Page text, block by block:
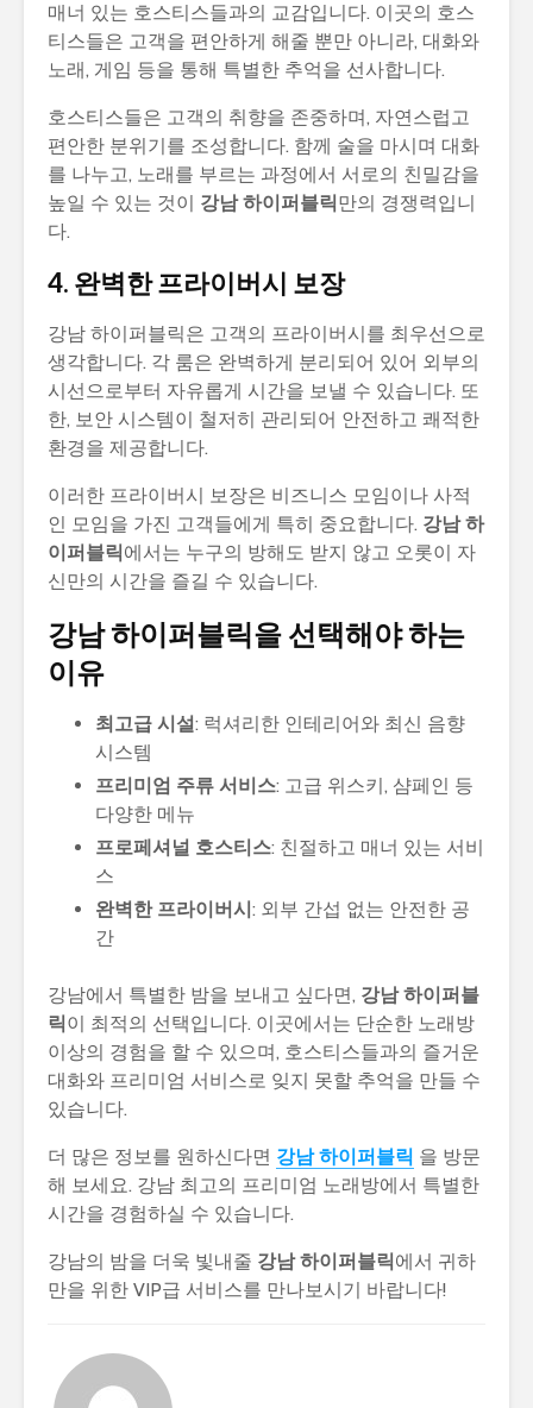
매너 있는 호스티스들과의 교감입니다. 이곳의 호스
티스들은 고객을 편안하게 해줄 뿐만 아니라, 대화와
노래, 게임 등을 통해 특별한 추억을 선사합니다.
호스티스들은 고객의 취향을 존중하며, 자연스럽고
편안한 분위기를 조성합니다. 함께 술을 마시며 대화
를 나누고, 노래를 부르는 과정에서 서로의 친밀감을
높일 수 있는 것이 강남 하이퍼블릭만의 경쟁력입니
다.
4. 완벽한 프라이버시 보장
강남 하이퍼블릭은 고객의 프라이버시를 최우선으로
생각합니다. 각 룸은 완벽하게 분리되어 있어 외부의
시선으로부터 자유롭게 시간을 보낼 수 있습니다. 또
한, 보안 시스템이 철저히 관리되어 안전하고 쾌적한
환경을 제공합니다.
이러한 프라이버시 보장은 비즈니스 모임이나 사적
인 모임을 가진 고객들에게 특히 중요합니다. 강남 하
이퍼블릭에서는 누구의 방해도 받지 않고 오롯이 자
신만의 시간을 즐길 수 있습니다.
강남 하이퍼블릭을 선택해야 하는
이유
최고급 시설: 럭셔리한 인테리어와 최신 음향
시스템
프리미엄 주류 서비스: 고급 위스키, 샴페인 등
다양한 메뉴
프로페셔널 호스티스: 친절하고 매너 있는 서비
스
완벽한 프라이버시: 외부 간섭 없는 안전한 공
간
강남에서 특별한 밤을 보내고 싶다면, 강남 하이퍼블
릭이 최적의 선택입니다. 이곳에서는 단순한 노래방
이상의 경험을 할 수 있으며, 호스티스들과의 즐거운
대화와 프리미엄 서비스로 잊지 못할 추억을 만들 수
있습니다.
더 많은 정보를 원하신다면 강남 하이퍼블릭 을 방문
해 보세요. 강남 최고의 프리미엄 노래방에서 특별한
시간을 경험하실 수 있습니다.
강남의 밤을 더욱 빛내줄 강남 하이퍼블릭에서 귀하
만을 위한 VIP급 서비스를 만나보시기 바랍니다!